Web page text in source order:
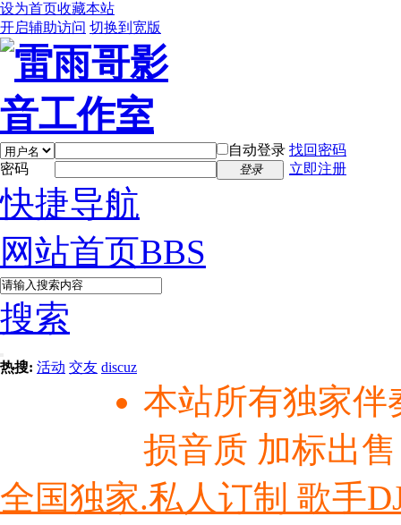
设为首页收藏本站
开启辅助访问 切换到宽版
自动登录 找回密码
密码
登录 立即注册
快捷导航
网站首页BBS
搜索
热搜: 活动 交友 discuz
本站所有独家伴
损音质 加标出
全国独家.私人订制 歌手